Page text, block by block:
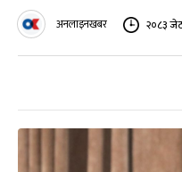
अनलाइनखबर २०८३